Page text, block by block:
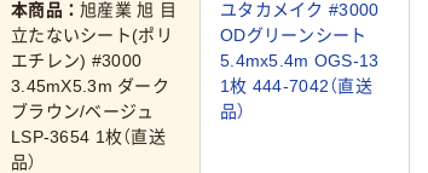
本商品：旭産業 旭 目
立たないシート(ポリ
エチレン) #3000
3.45mX5.3m ダーク
ブラウン/ベージュ
LSP-3654 1枚（直送
品）
ユタカメイク #3000
ODグリーンシート
5.4mx5.4m OGS-13
1枚 444-7042（直送
品）